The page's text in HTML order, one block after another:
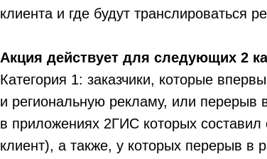
клиента и где будут транслироваться
Акция действует для следующих 2
Категория 1: заказчики, которые
и региональную рекламу, или
в приложениях 2ГИС которых
клиент), а также, у которых перерыв